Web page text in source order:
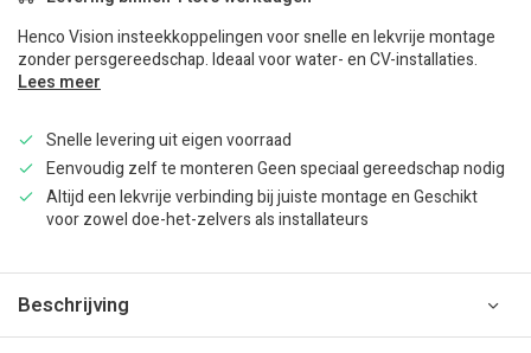
Henco Vision insteekkoppelingen voor snelle en lekvrije montage
zonder persgereedschap. Ideaal voor water- en CV-installaties.
Lees meer
Snelle levering uit eigen voorraad
Eenvoudig zelf te monteren Geen speciaal gereedschap nodig
Altijd een lekvrije verbinding bij juiste montage en Geschikt
voor zowel doe-het-zelvers als installateurs
Beschrijving